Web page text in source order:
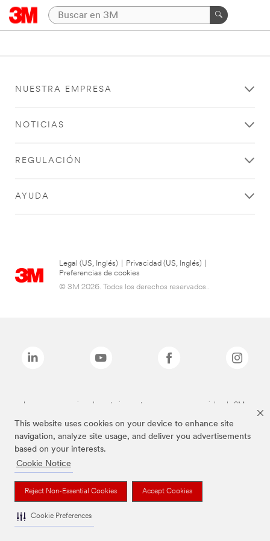
This website uses cookies on your device to enhance site
navigation, analyze site usage, and deliver you advertisements
based on your interests.
Cookie Notice
Reject Non-Essential Cookies Accept Cookies
Cookie Preferences
NUESTRA EMPRESA
NOTICIAS
REGULACIÓN
AYUDA
Legal (US, Inglés) Privacidad (US, Inglés)
Preferencias de cookies
© 3M 2026. Todos los derechos reservados..
Las marcas mencionadas anteriormente son marcas comerciales de 3M.